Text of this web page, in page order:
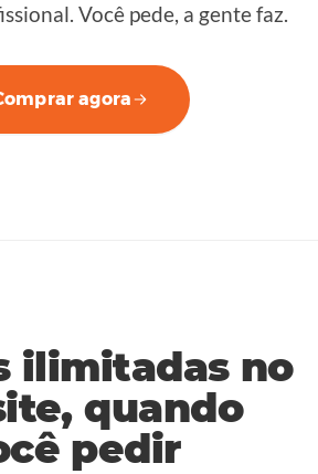
Você pede, a gente faz.
agora
ilimitadas no
quando
pedir